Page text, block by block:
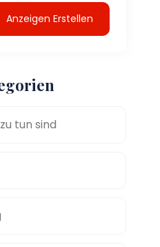
Anzeigen Erstellen
tun sind